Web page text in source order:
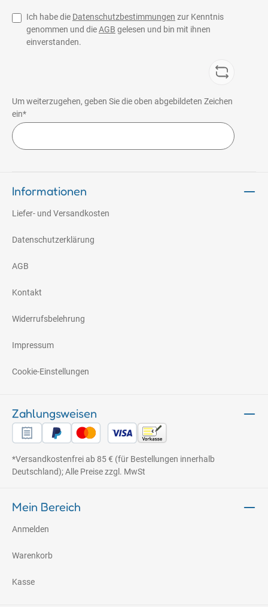
Ich habe die Datenschutzbestimmungen zur Kenntnis
genommen und dieAGB gelesen und bin mit ihnen
einverstanden.
Um weiterzugehen, geben Sie die oben abgebildeten Zeichen
ein*
Informationen
Liefer- und Versandkosten
Datenschutzerklärung
AGB
Kontakt
Widerrufsbelehrung
Impressum
Cookie-Einstellungen
Zahlungsweisen
*Versandkostenfrei ab 85 € (für Bestellungen innerhalb
Deutschland); Alle Preise zzgl. MwSt
Mein Bereich
Anmelden
Warenkorb
Kasse